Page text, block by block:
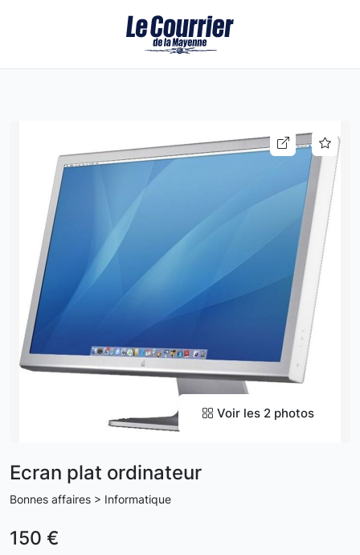
Voir les 2 photos
Ecran plat ordinateur
Bonnes affaires > Informatique
150 €